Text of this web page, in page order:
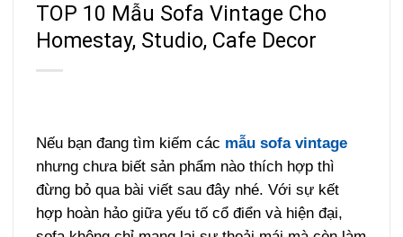
TOP 10 Mẫu Sofa Vintage Cho
Homestay, Studio, Cafe Decor
Nếu bạn đang tìm kiếm các mẫu sofa vintage
nhưng chưa biết sản phẩm nào thích hợp thì
đừng bỏ qua bài viết sau đây nhé. Với sự kết
hợp hoàn hảo giữa yếu tố cổ điển và hiện đại,